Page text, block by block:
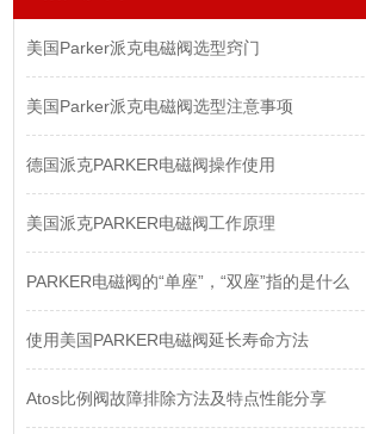
美国Parker派克电磁阀选型窍门
美国Parker派克电磁阀选型注意事项
德国派克PARKER电磁阀操作使用
美国派克PARKER电磁阀工作原理
PARKER电磁阀的“单座”，“双座”指的是什么
使用美国PARKER电磁阀延长寿命方法
Atos比例阀故障排除方法及特点性能分享